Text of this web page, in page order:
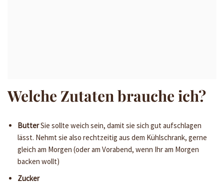
Welche Zutaten brauche ich?
ButterSie sollte weich sein, damit sie sich gut aufschlagen
lässt. Nehmt sie also rechtzeitig aus dem Kühlschrank, gerne
gleich am Morgen (oder am Vorabend, wenn Ihr am Morgen
backen wollt)
Zucker